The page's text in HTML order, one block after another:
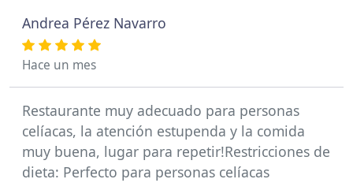
Andrea Pérez Navarro
Hace un mes
Restaurante muy adecuado para personas
celíacas, la atención estupenda y la comida
muy buena, lugar para repetir!Restricciones de
dieta: Perfecto para personas celíacas